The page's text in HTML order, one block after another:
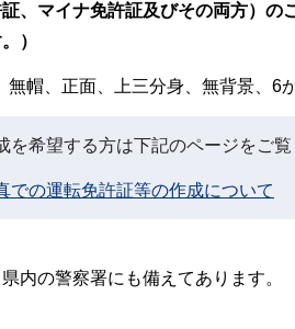
、マイナ免許証及びその両方）の
）
帽、正面、上三分身、無背景、6
希望する方は下記のページをご覧
での運転免許証等の作成について
内の警察署にも備えてあります。